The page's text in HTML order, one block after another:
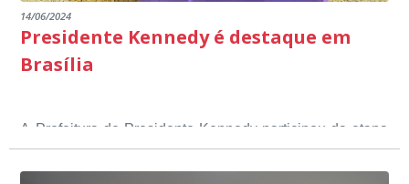
14/06/2024
Presidente Kennedy é destaque em
Brasília
A Prefeitura de Presidente Kennedy participou da etapa
nacional do 12º Prêmio Sebrae Prefeitura
Empreendedora, que visou valorizar e destacar o papel